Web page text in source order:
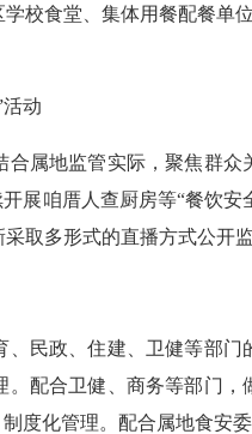
校食堂、集体用餐配餐
动
地监管实际，聚焦群众
展咱厝人查厨房等“餐饮
取多形式的直播方式公开
政、住建、卫健等部门
。配合卫健、商务等部门
度化管理。配合属地食安